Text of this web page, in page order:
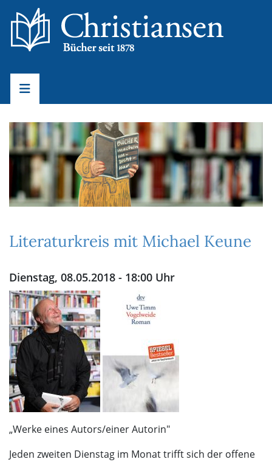
Literaturkreis mit Michael Keune
Dienstag, 08.05.2018 - 18:00 Uhr
„Werke eines Autors/einer Autorin"
Jeden zweiten Dienstag im Monat trifft sich der offene